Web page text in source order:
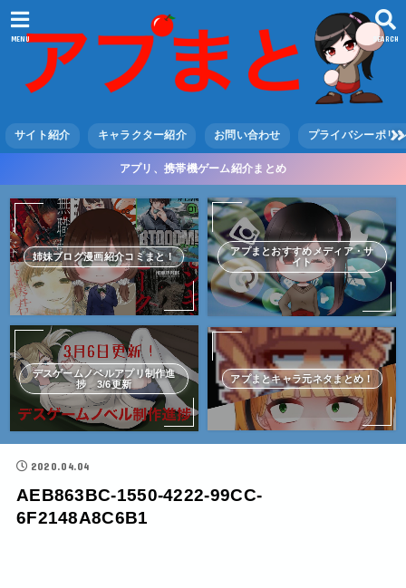
SEARCH
MENU
サイト紹介 キャラクター紹介 お問い合わせ プライバシーポリ
アプリ、携帯機ゲーム紹介まとめ
姉妹ブログ漫画紹介コミまと！
アプまとおすすめメディア・サ
イト
デスゲームノベルアプリ制作進
捗 3/6更新
アプまとキャラ元ネタまとめ！
2020.04.04
AEB863BC-1550-4222-99CC-
6F2148A8C6B1